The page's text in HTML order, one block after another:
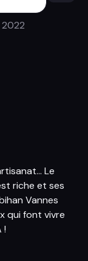
2022
Le
riche et ses
Vannes
qui font vivre
!